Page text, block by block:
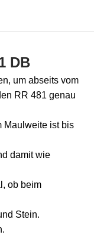
DB
um abseits vom
RR 481 genau
Maulweite ist bis
damit wie
ob beim
Stein.